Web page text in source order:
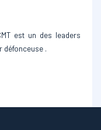
est un des leaders
défonceuse .